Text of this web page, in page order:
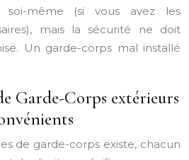
même (si vous avez les
mais la sécurité ne doit
Un garde-corps mal installé
Garde-Corps extérieurs
de garde-corps existe, chacun